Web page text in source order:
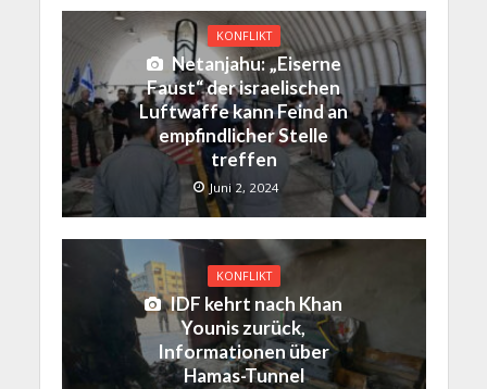
KONFLIKT
Netanjahu: „Eiserne
Faust“ der israelischen
Luftwaffe kann Feind an
empfindlicher Stelle
treffen
Juni 2, 2024
KONFLIKT
IDF kehrt nach Khan
Younis zurück,
Informationen über
Hamas-Tunnel